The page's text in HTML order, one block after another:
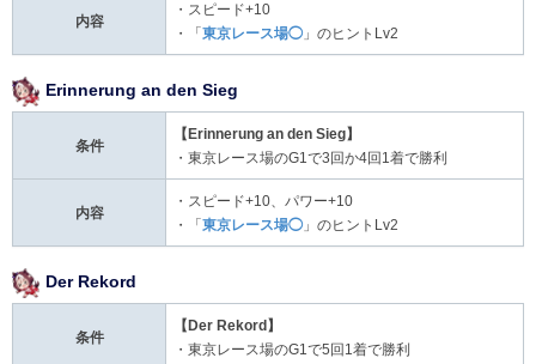
内容
・スピード+10
・「 東京レース場◯ 」のヒントLv2
Erinnerung an den Sieg
条件
【Erinnerung an den Sieg】
・東京レース場のG1で3回か4回1着で勝利
内容
・スピード+10、パワー+10
・「 東京レース場◯ 」のヒントLv2
Der Rekord
条件
【Der Rekord 】
・東京レース場のG1で5回1着で勝利